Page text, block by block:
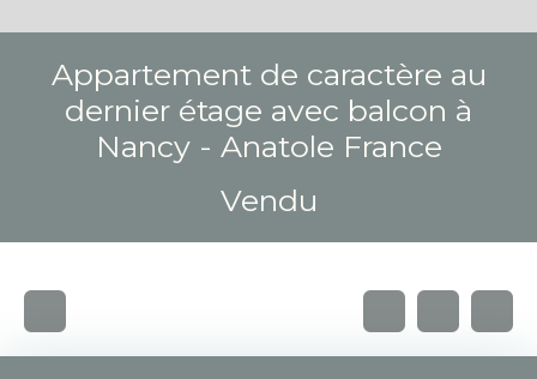
Appartement de caractère au
dernier étage avec balcon à
Nancy - Anatole France
Vendu